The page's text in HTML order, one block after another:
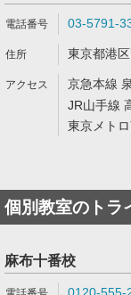
03-5791-
東京都港
京急本線
JR山手線
東京メト
個別教室のトラ
麻布十番校